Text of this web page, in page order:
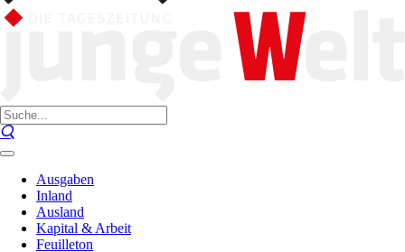
Ausgaben
Inland
Ausland
Kapital & Arbeit
Feuilleton